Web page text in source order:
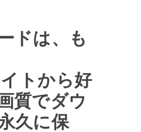
ドは、も
トから好
質でダウ
久に保